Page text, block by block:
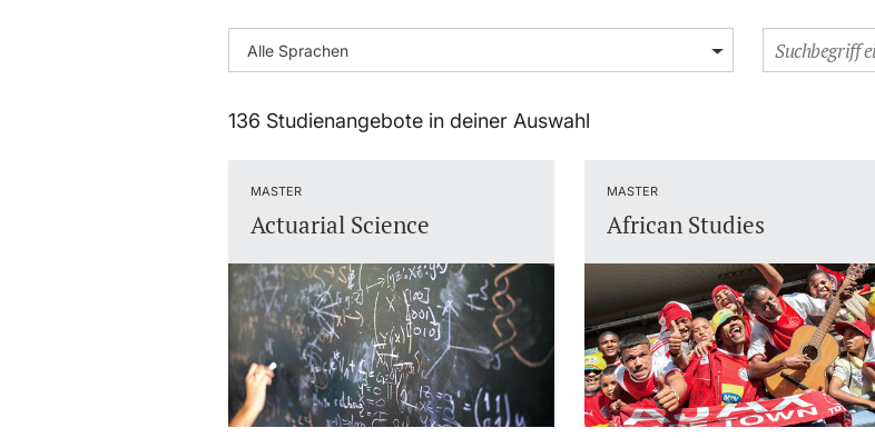
weitere Informationen weitere Informationen
136 Studienangebote in deiner Auswahl
MASTER
Actuarial Science
MASTER
African Studies